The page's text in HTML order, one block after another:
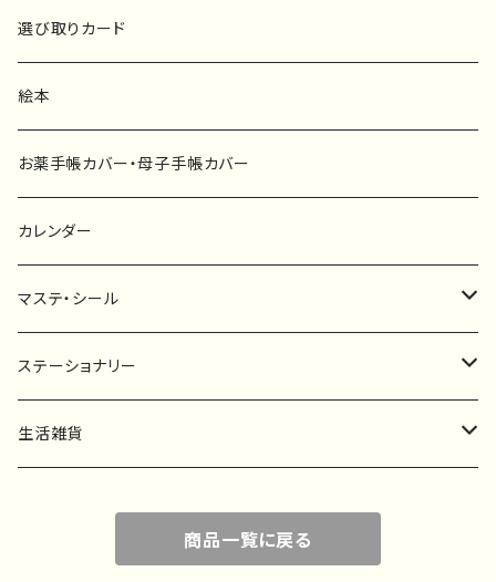
ポスター
ファブリックボード
キーホルダー
ポストカード
マタニティーマーク
選び取りカード
カーステッカー
タペストリー
選び取りカード
絵本
お薬手帳カバー・母子手帳カバー
カレンダー
マステ・シール
マスキングテープ
フレークシール
ステーショナリー
一筆箋
生活雑貨
商品一覧に戻る